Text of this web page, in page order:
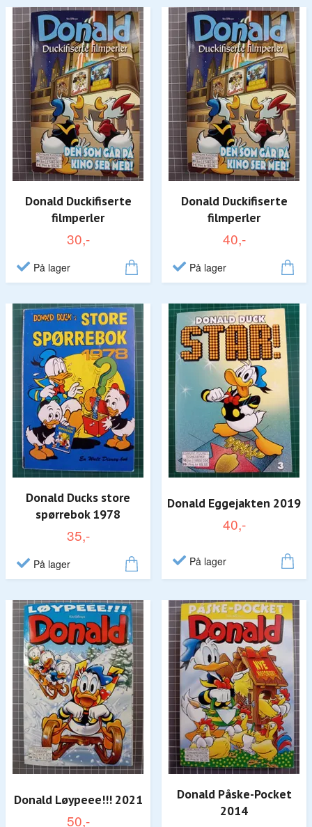
Donald Duckifiserte
filmperler
30,-
På lager
Donald Duckifiserte
filmperler
40,-
På lager
Donald Ducks store
spørrebok 1978
35,-
På lager
Donald Eggejakten 2019
40,-
På lager
Donald Løypeee!!! 2021
50,-
Donald Påske-Pocket
2014